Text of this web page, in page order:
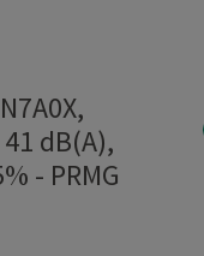
dB(A),
- PRMG